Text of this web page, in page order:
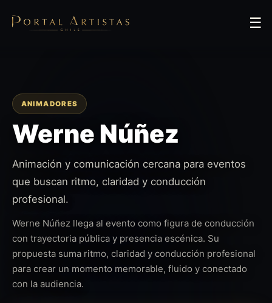
☰
ANIMADORES
Werne Núñez
Animación y comunicación cercana para eventos
que buscan ritmo, claridad y conducción
profesional.
Werne Núñez llega al evento como figura de conducción
con trayectoria pública y presencia escénica. Su
propuesta suma ritmo, claridad y conducción profesional
para crear un momento memorable, fluido y conectado
con la audiencia.